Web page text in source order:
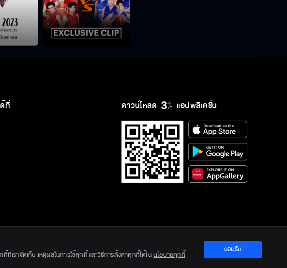
ดาวน์โหลด แอปพลิเคชั่น
ที่
by BECi Corporation Ltd.
ที่เราจัดเก็บ เหตุผลในการใช้คุกกี้ และวิธีการตั้งค่าคุกกี้ได้ใน นโยบายคุกกี้
ยอมรับ